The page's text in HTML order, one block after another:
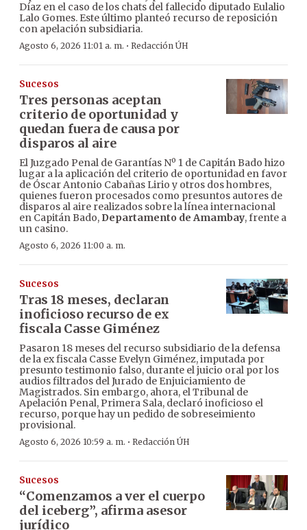
Díaz en el caso de los chats del fallecido diputado Eulalio
Lalo Gomes. Este último planteó recurso de reposición
con apelación subsidiaria.
Agosto 6, 2026 11:01 a. m. · Redacción ÚH
Sucesos
Tres personas aceptan
criterio de oportunidad y
quedan fuera de causa por
disparos al aire
El Juzgado Penal de Garantías Nº 1 de Capitán Bado hizo
lugar a la aplicación del criterio de oportunidad en favor
de Óscar Antonio Cabañas Lirio y otros dos hombres,
quienes fueron procesados como presuntos autores de
disparos al aire realizados sobre la línea internacional
en Capitán Bado, Departamento de Amambay, frente a
un casino.
Agosto 6, 2026 11:00 a. m.
Sucesos
Tras 18 meses, declaran
inoficioso recurso de ex
fiscala Casse Giménez
Pasaron 18 meses del recurso subsidiario de la defensa
de la ex fiscala Casse Evelyn Giménez, imputada por
presunto testimonio falso, durante el juicio oral por los
audios filtrados del Jurado de Enjuiciamiento de
Magistrados. Sin embargo, ahora, el Tribunal de
Apelación Penal, Primera Sala, declaró inoficioso el
recurso, porque hay un pedido de sobreseimiento
provisional.
Agosto 6, 2026 10:59 a. m. · Redacción ÚH
Sucesos
“Comenzamos a ver el cuerpo
del iceberg”, afirma asesor
jurídico